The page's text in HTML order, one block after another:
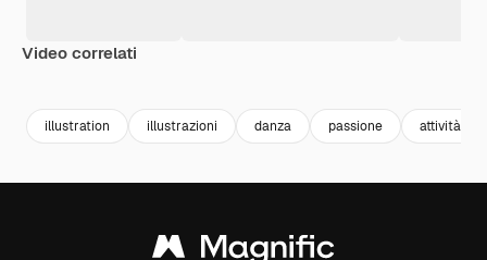
Video correlati
illustration illustrazioni danza passione attività